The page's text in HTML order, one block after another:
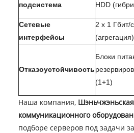
подсистема
HDD
Сетевые
интерфейсы
2 x 1 Гбит/с
(агрегация)
Отказоустойчивость
Блоки
(1+1)
Наша компания,
коммуникационного
подборе серверов под задачи